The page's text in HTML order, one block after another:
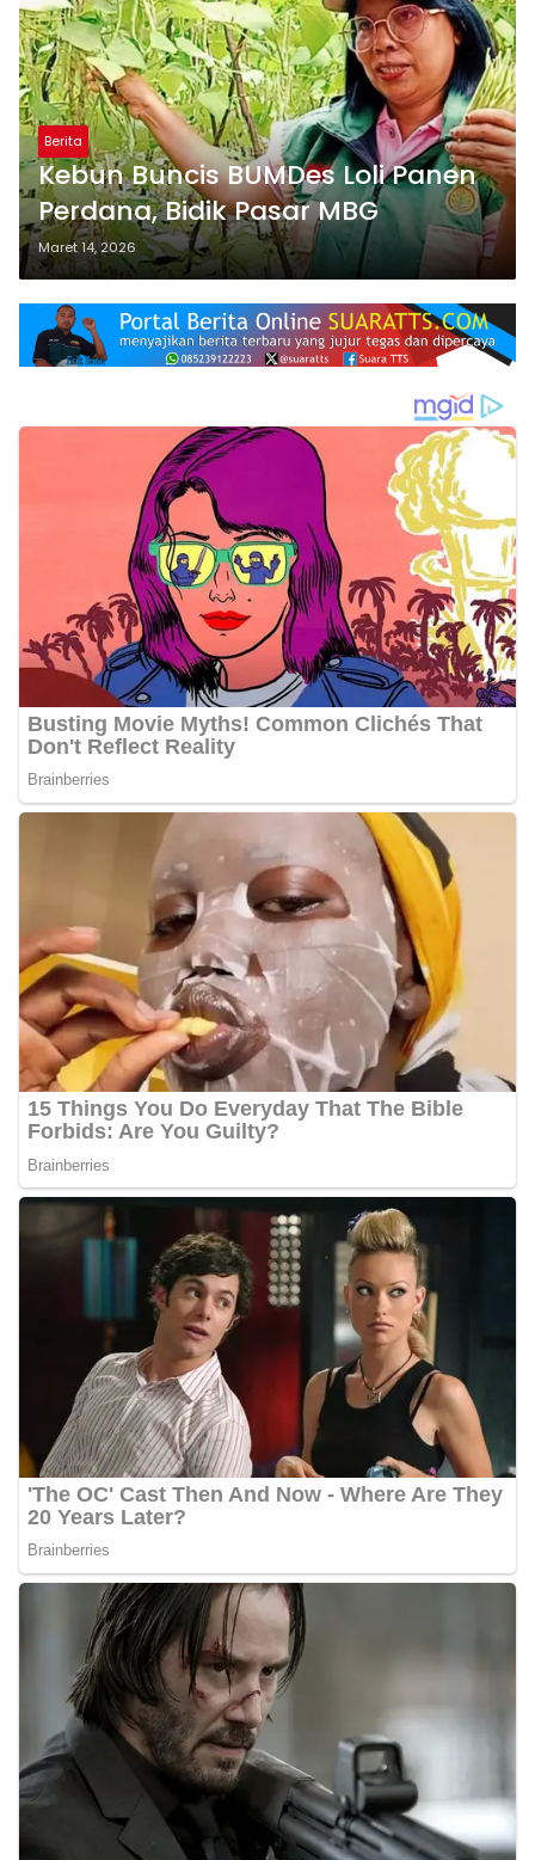
Berita
Kebun Buncis BUMDes Loli Panen
Perdana, Bidik Pasar MBG
Maret 14, 2026